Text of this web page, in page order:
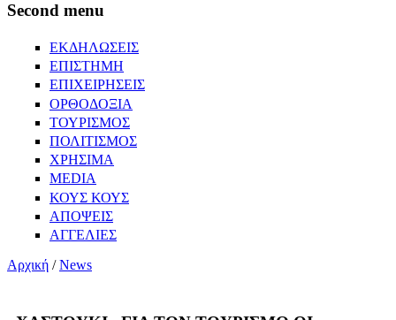
Second menu
ΕΚΔΗΛΩΣΕΙΣ
ΕΠΙΣΤΗΜΗ
ΕΠΙΧΕΙΡΗΣΕΙΣ
ΟΡΘΟΔΟΞΙΑ
ΤΟΥΡΙΣΜΟΣ
ΠΟΛΙΤΙΣΜΟΣ
ΧΡΗΣΙΜΑ
MEDIA
ΚΟΥΣ ΚΟΥΣ
ΑΠΟΨΕΙΣ
ΑΓΓΕΛΙΕΣ
Αρχική /News